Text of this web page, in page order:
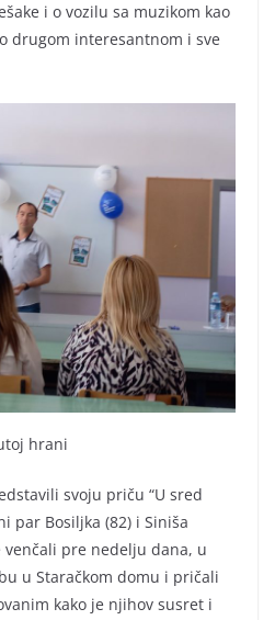
i o vozilu sa muzikom kao
drugom interesantnom i sve
hrani
svoju priču “U sred
par Bosiljka (82) i Siniša
venčali pre nedelju dana, u
u Staračkom domu i pričali
kako je njihov susret i